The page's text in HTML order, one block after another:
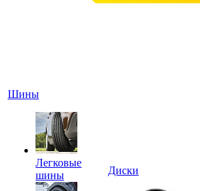
Шины
Легковые
шины
Диски